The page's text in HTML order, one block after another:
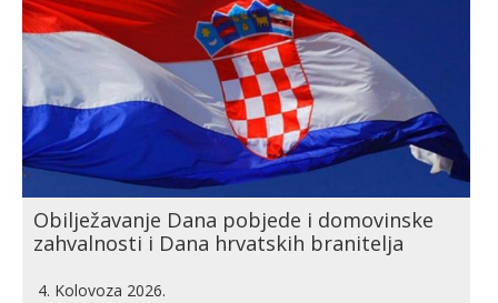
Obilježavanje Dana pobjede i domovinske
zahvalnosti i Dana hrvatskih branitelja
4. Kolovoza 2026.